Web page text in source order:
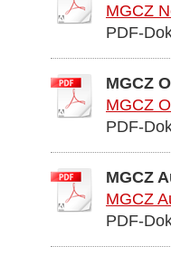
MGCZ
PDF-
MGCZ
MGCZ
PDF-
MGCZ
MGCZ
PDF-